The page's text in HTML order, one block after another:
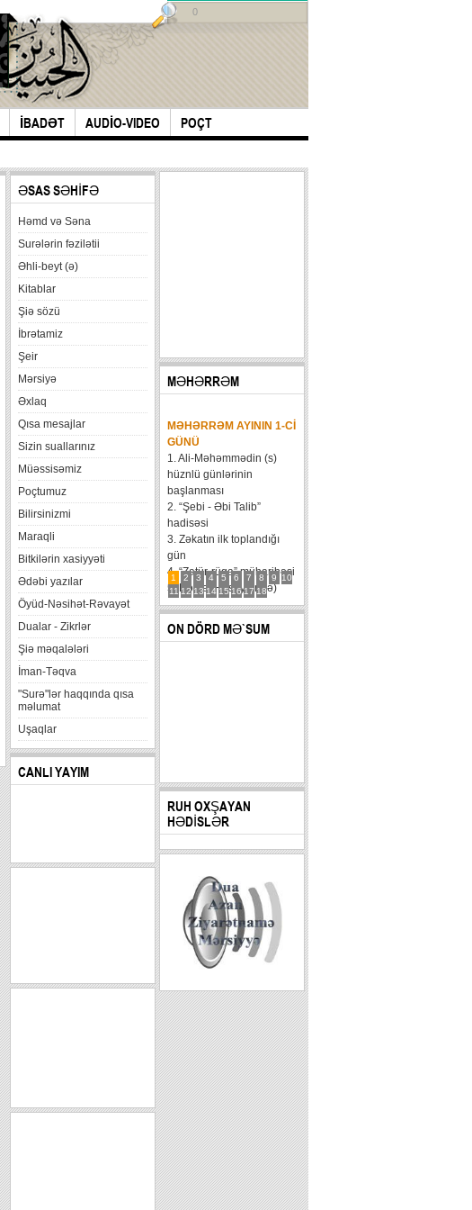
İBADƏT AUDİO-VIDEO POÇT
0
ƏSAS SƏHİFƏ
Həmd və Səna
Surələrin fəzilətii
Əhli-beyt (ə)
Kitablar
Şiə sözü
İbrətamiz
Şeir
Mərsiyə
Əxlaq
Qısa mesajlar
Sizin suallarınız
Müəssisəmiz
Poçtumuz
Bilirsinizmi
Maraqli
Bitkilərin xasiyyəti
Ədəbi yazılar
Öyüd-Nəsihət-Rəvayət
Dualar - Zikrlər
Şiə məqalələri
İman-Təqva
"Surə"lər haqqında qısa
məlumat
Uşaqlar
CANLI YAYIM
MƏHƏRRƏM
1 2 3 4 5 6 7 8 9
10
11 12 13 14 15 16 17 18
MƏHƏRRƏM AYININ 1-CI
GÜNÜ
1. Ali-Məhəmmədin (s)
hüznlü günlərinin
başlanması
2. “Şebi - Əbi Talib”
hadisəsi
3. Zəkatın ilk toplandığı
gün
4. “Zatür-rüqa” müharibəsi
5. Həzrət Hüseynin (ə)
karvanının Bəni Məqatilin
qəsrinə çatması
6....
ON DÖRD MƏ`SUM
RUH OXŞAYAN
HƏDİSLƏR